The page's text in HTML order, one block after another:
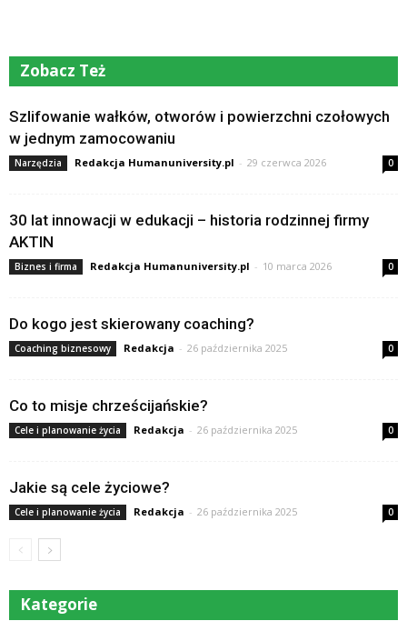
Zobacz Też
Szlifowanie wałków, otworów i powierzchni czołowych
w jednym zamocowaniu
Narzędzia Redakcja Humanuniversity.pl - 29 czerwca 2026 0
30 lat innowacji w edukacji – historia rodzinnej firmy
AKTIN
Biznes i firma Redakcja Humanuniversity.pl - 10 marca 2026 0
Do kogo jest skierowany coaching?
Coaching biznesowy Redakcja - 26 października 2025 0
Co to misje chrześcijańskie?
Cele i planowanie życia Redakcja - 26 października 2025 0
Jakie są cele życiowe?
Cele i planowanie życia Redakcja - 26 października 2025 0
Kategorie